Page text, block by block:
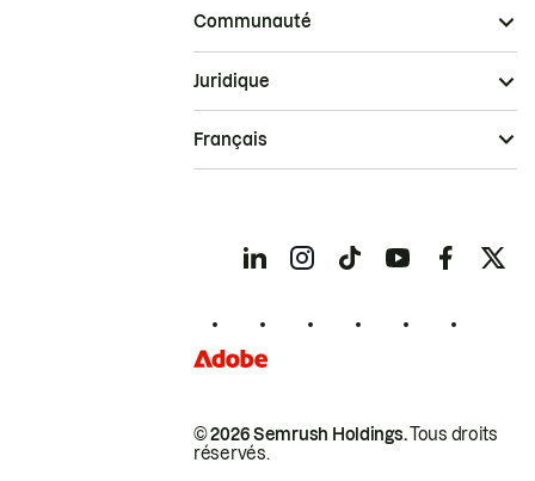
Communauté
© 2026 Semrush Holdings.Tous droits
réservés.
Juridique
Français